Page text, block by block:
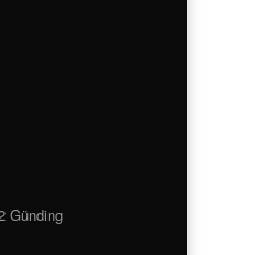
Günding